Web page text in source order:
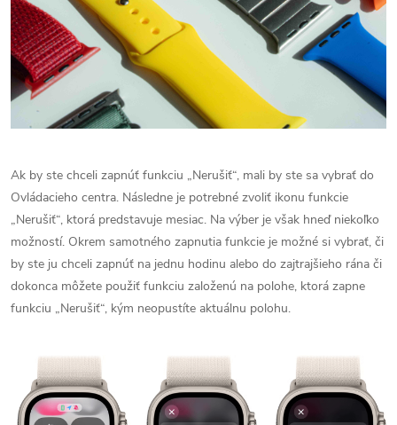
Ak by ste chceli zapnúť funkciu „Nerušiť“, mali by ste sa vybrať do
Ovládacieho centra. Následne je potrebné zvoliť ikonu funkcie
„Nerušiť“, ktorá predstavuje mesiac. Na výber je však hneď niekoľko
možností. Okrem samotného zapnutia funkcie je možné si vybrať, či
by ste ju chceli zapnúť na jednu hodinu alebo do zajtrajšieho rána či
dokonca môžete použiť funkciu založenú na polohe, ktorá zapne
funkciu „Nerušiť“, kým neopustíte aktuálnu polohu.